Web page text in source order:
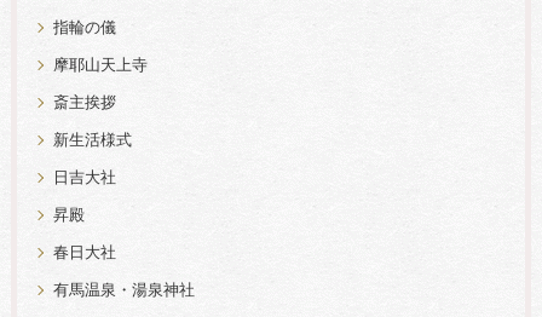
指輪の儀
摩耶山天上寺
斎主挨拶
新生活様式
日吉大社
昇殿
春日大社
有馬温泉・湯泉神社